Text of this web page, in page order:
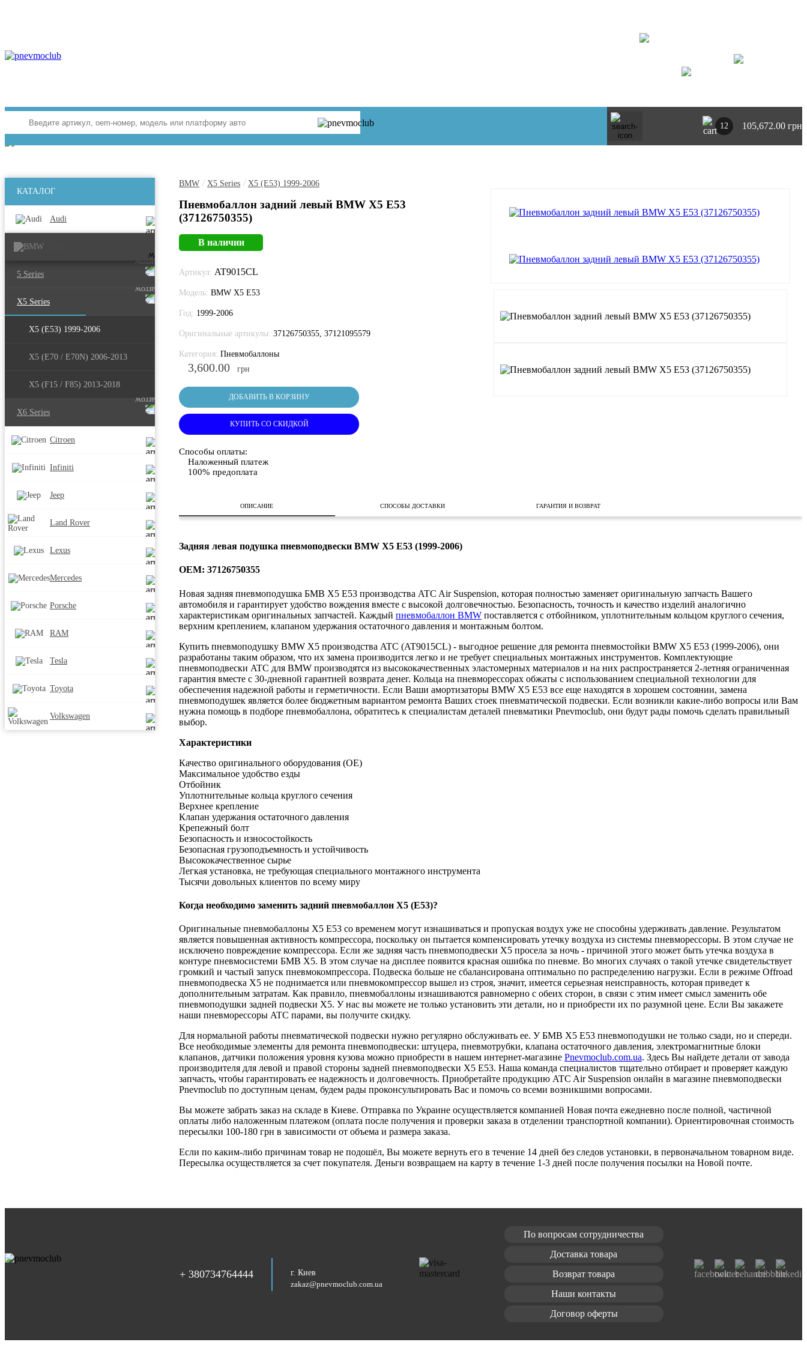
12 105,672.00 грн
КАТАЛОГ
Audi
5 Series
X5 Series
X5 (E53) 1999-2006
X5 (E70 / E70N) 2006-2013
X5 (F15 / F85) 2013-2018
X6 Series
Citroen
Infiniti
Jeep
Land Rover
Lexus
Mercedes
Porsche
RAM
Tesla
Toyota
Volkswagen
BMW / X5 Series / X5 (E53) 1999-2006
Пневмобаллон задний левый BMW X5 E53
(37126750355)
В наличии
Артикул: AT9015CL
Модель: BMW X5 E53
Год: 1999-2006
Оригинальные артикулы: 37126750355, 37121095579
Категория: Пневмобаллоны
3,600.00 грн
ДОБАВИТЬ В КОРЗИНУ
КУПИТЬ СО СКИДКОЙ
Способы оплаты:
Наложенный платеж
100% предоплата
ОПИСАНИЕ СПОСОБЫ ДОСТАВКИ ГАРАНТИЯ И ВОЗВРАТ
Задняя левая подушка пневмоподвески BMW X5 E53 (1999-2006)
OEM: 37126750355
Новая задняя пневмоподушка БМВ X5 E53 производства ATC Air Suspension, которая полностью заменяет оригинальную запчасть Вашего
автомобиля и гарантирует удобство вождения вместе с высокой долговечностью. Безопасность, точность и качество изделий аналогично
характеристикам оригинальных запчастей. Каждый пневмобаллон BMW поставляется с отбойником, уплотнительным кольцом круглого сечения,
верхним креплением, клапаном удержания остаточного давления и монтажным болтом.
Купить пневмоподушку BMW X5 производства ATC (AT9015CL) - выгодное решение для ремонта пневмостойки BMW X5 E53 (1999-2006), они
разработаны таким образом, что их замена производится легко и не требует специальных монтажных инструментов. Комплектующие
пневмоподвески ATC для BMW производятся из высококачественных эластомерных материалов и на них распространяется 2-летняя ограниченная
гарантия вместе с 30-дневной гарантией возврата денег. Кольца на пневморессорах обжаты с использованием специальной технологии для
обеспечения надежной работы и герметичности. Если Ваши амортизаторы BMW X5 E53 все еще находятся в хорошем состоянии, замена
пневмоподушек является более бюджетным вариантом ремонта Ваших стоек пневматической подвески. Если возникли какие-либо вопросы или Вам
нужна помощь в подборе пневмобаллона, обратитесь к специалистам деталей пневматики Pnevmoclub, они будут рады помочь сделать правильный
выбор.
Характеристики
Качество оригинального оборудования (OE)
Максимальное удобство езды
Отбойник
Уплотнительные кольца круглого сечения
Верхнее крепление
Клапан удержания остаточного давления
Крепежный болт
Безопасность и износостойкость
Безопасная грузоподъемность и устойчивость
Высококачественное сырье
Легкая установка, не требующая специального монтажного инструмента
Тысячи довольных клиентов по всему миру
Когда необходимо заменить задний пневмобаллон X5 (E53)?
Оригинальные пневмобаллоны X5 E53 со временем могут изнашиваться и пропуская воздух уже не способны удерживать давление. Результатом
является повышенная активность компрессора, поскольку он пытается компенсировать утечку воздуха из системы пневморессоры. В этом случае не
исключено повреждение компрессора. Если же задняя часть пневмоподвески X5 просела за ночь - причиной этого может быть утечка воздуха в
контуре пневмосистеми БМВ X5. В этом случае на дисплее появится красная ошибка по пневме. Во многих случаях о такой утечке свидетельствует
громкий и частый запуск пневмокомпрессора. Подвеска больше не сбалансирована оптимально по распределению нагрузки. Если в режиме Offroad
пневмоподвеска X5 не поднимается или пневмокомпрессор вышел из строя, значит, имеется серьезная неисправность, которая приведет к
дополнительным затратам. Как правило, пневмобаллоны изнашиваются равномерно с обеих сторон, в связи с этим имеет смысл заменить обе
пневмоподушки задней подвески X5. У нас вы можете не только установить эти детали, но и приобрести их по разумной цене. Если Вы закажете
наши пневморессоры ATC парами, вы получите скидку.
Для нормальной работы пневматической подвески нужно регулярно обслуживать ее. У БМВ X5 E53 пневмоподушки не только сзади, но и спереди.
Все необходимые элементы для ремонта пневмоподвески: штуцера, пневмотрубки, клапана остаточного давления, электромагнитные блоки
клапанов, датчики положения уровня кузова можно приобрести в нашем интернет-магазине Pnevmoclub.com.ua. Здесь Вы найдете детали от завода
производителя для левой и правой стороны задней пневмоподвески X5 E53. Наша команда специалистов тщательно отбирает и проверяет каждую
запчасть, чтобы гарантировать ее надежность и долговечность. Приобретайте продукцию ATC Air Suspension онлайн в магазине пневмоподвески
Pnevmoclub по доступным ценам, будем рады проконсультировать Вас и помочь со всеми возникшими вопросами.
Вы можете забрать заказ на складе в Киеве. Отправка по Украине осуществляется компанией Новая почта ежедневно после полной, частичной
оплаты либо наложенным платежом (оплата после получения и проверки заказа в отделении транспортной компании). Ориентировочная стоимость
пересылки 100-180 грн в зависимости от объема и размера заказа.
Если по каким-либо причинам товар не подошёл, Вы можете вернуть его в течение 14 дней без следов установки, в первоначальном товарном виде.
Пересылка осуществляется за счет покупателя. Деньги возвращаем на карту в течение 1-3 дней после получения посылки на Новой почте.
+ 380734764444
г. Киев
zakaz@pnevmoclub.com.ua
По вопросам сотрудничества
Доставка товара
Возврат товара
Наши контакты
Договор оферты